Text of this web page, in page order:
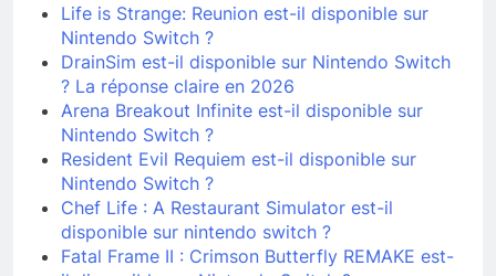
Life is Strange: Reunion est-il disponible sur
Nintendo Switch ?
DrainSim est-il disponible sur Nintendo Switch
? La réponse claire en 2026
Arena Breakout Infinite est-il disponible sur
Nintendo Switch ?
Resident Evil Requiem est-il disponible sur
Nintendo Switch ?
Chef Life : A Restaurant Simulator est-il
disponible sur nintendo switch ?
Fatal Frame II : Crimson Butterfly REMAKE est-